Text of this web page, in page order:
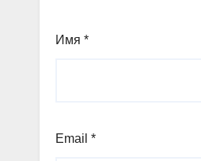
Имя *
Email *